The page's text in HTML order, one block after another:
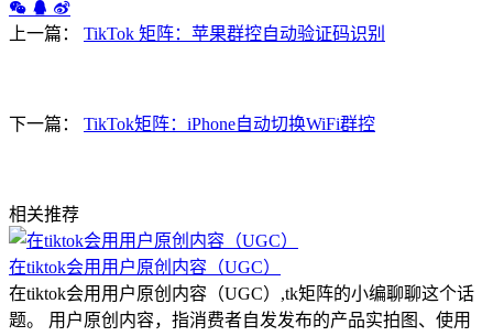
上一篇： TikTok 矩阵：苹果群控自动验证码识别
下一篇： TikTok矩阵：iPhone自动切换WiFi群控
相关推荐
在tiktok会用用户原创内容（UGC）
在tiktok会用用户原创内容（UGC）,tk矩阵的小编聊聊这个话
题。 用户原创内容，指消费者自发发布的产品实拍图、使用